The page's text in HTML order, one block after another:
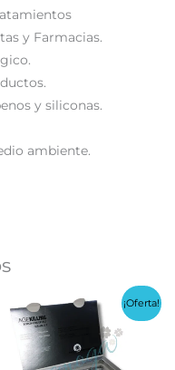
y Farmacias.
y siliconas.
ambiente.
¡Oferta!